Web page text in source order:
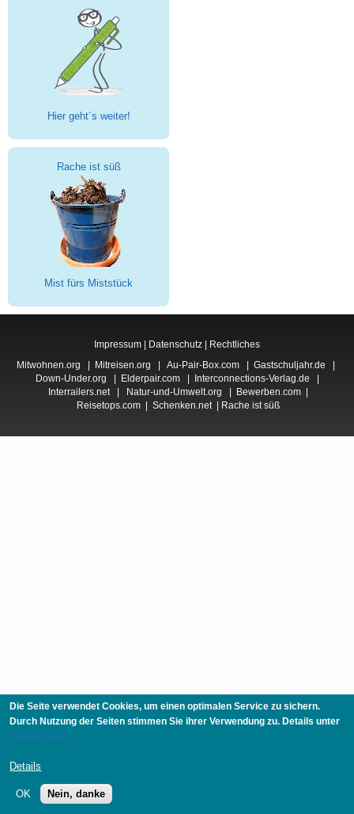
Hier geht´s weiter!
Rache ist süß
Mist fürs Miststück
Impressum | Datenschutz | Rechtliches
Mitwohnen.org
Mitreisen.org Au-Pair-Box.com Gastschuljahr.de
Down-Under.org
Elderpair.com| Interconnections-Verlag.de
Interrailers.net| Natur-und-Umwelt.org Bewerben.com
Reisetops.com
Schenken.net| Rache ist süß
Die Seite verwendet Cookies, um einen optimalen Service zu sichern.
Durch Nutzung der Seiten stimmen Sie ihrer Verwendung zu. Details unter
Datenschutz.
Details
OK Nein, danke